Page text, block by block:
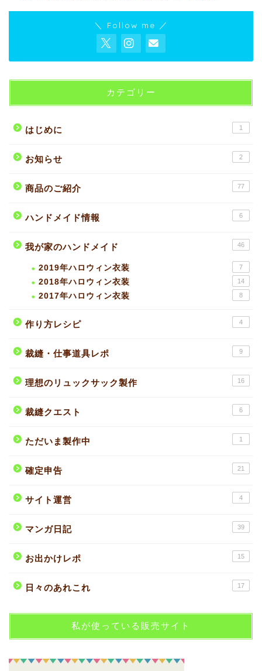
＼ Follow me ／
カテゴリー
はじめに 1
お知らせ 2
商品のご紹介 77
ハンドメイド情報 6
我が家のハンドメイド 46
2019年ハロウィン衣装 7
2018年ハロウィン衣装 14
2017年ハロウィン衣装 8
作り方レシピ 4
裁縫・仕事道具レポ 9
理想のリュックサック製作 16
裁縫クエスト 6
ただいま製作中 1
確定申告 21
サイト運営 4
マンガ日記 39
お出かけレポ 15
日々のあれこれ 17
私が使っている販売サイト